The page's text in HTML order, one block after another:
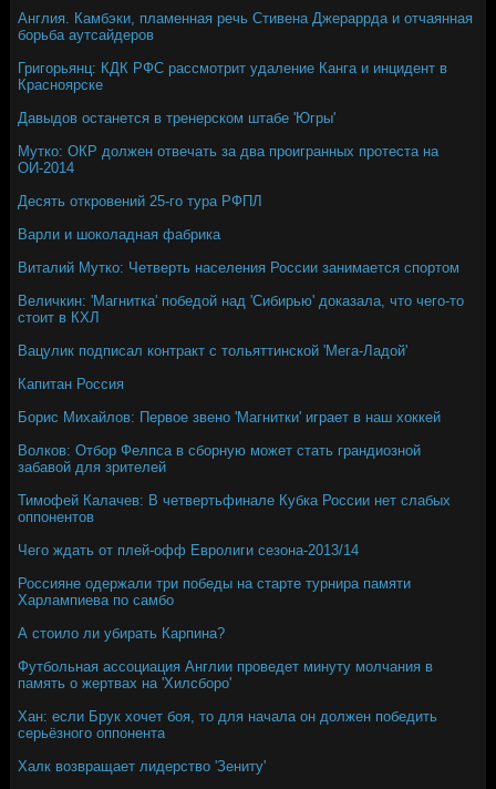
Англия. Камбэки, пламенная речь Стивена Джераррда и отчаянная
борьба аутсайдеров
Григорьянц: КДК РФС рассмотрит удаление Канга и инцидент в
Красноярске
Давыдов останется в тренерском штабе 'Югры'
Мутко: ОКР должен отвечать за два проигранных протеста на
ОИ-2014
Десять откровений 25-го тура РФПЛ
Варли и шоколадная фабрика
Виталий Мутко: Четверть населения России занимается спортом
Величкин: 'Магнитка' победой над 'Сибирью' доказала, что чего-то
стоит в КХЛ
Вацулик подписал контракт с тольяттинской 'Мега-Ладой'
Капитан Россия
Борис Михайлов: Первое звено 'Магнитки' играет в наш хоккей
Волков: Отбор Фелпса в сборную может стать грандиозной
забавой для зрителей
Тимофей Калачев: В четвертьфинале Кубка России нет слабых
оппонентов
Чего ждать от плей-офф Евролиги сезона-2013/14
Россияне одержали три победы на старте турнира памяти
Харлампиева по самбо
А стоило ли убирать Карпина?
Футбольная ассоциация Англии проведет минуту молчания в
память о жертвах на 'Хилсборо'
Хан: если Брук хочет боя, то для начала он должен победить
серьёзного оппонента
Халк возвращает лидерство 'Зениту'